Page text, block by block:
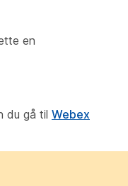
en
du gå til Webex